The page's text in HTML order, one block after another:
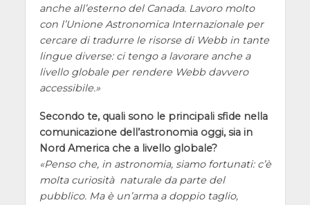
anche all’esterno del Canada. Lavoro molto
con l’Unione Astronomica Internazionale per
cercare di tradurre le risorse di Webb in tante
lingue diverse: ci tengo a lavorare anche a
livello globale per rendere Webb davvero
accessibile.
Secondo te, quali sono le principali sfide nella
comunicazione dell’astronomia oggi, sia in
Nord America che a livello globale?
Penso che, in astronomia, siamo fortunati: c’è
molta curiosità naturale da parte del
pubblico. Ma è un’arma a doppio taglio,